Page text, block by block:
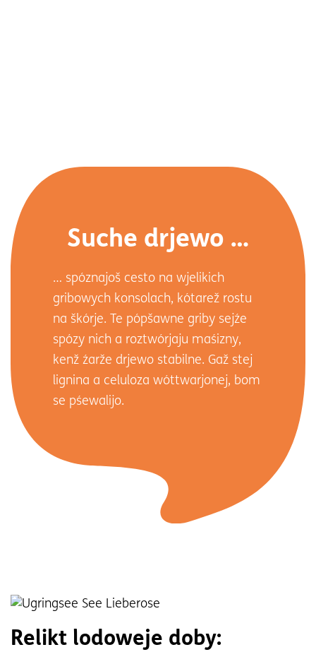
Suche drjewo …
… spóznajoš cesto na wjelikich
gribowych konsolach, kótarež rostu
na škórje. Te pópšawne griby sejźe
spózy nich a roztwórjaju maśizny,
kenž źarže drjewo stabilne. Gaž stej
lignina a celuloza wóttwarjonej, bom
se pśewalijo.
Relikt lodoweje doby: